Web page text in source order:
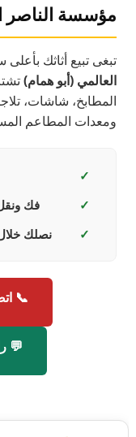
مؤسسة الناصر
تبغى تبيع أثاثك
العالمي (أبو همام)
المطابخ، شاشات،
ومعدات المطاعم
✓
✓
فك
✓
نصلك خلال 30 إلى 60
📞 اتصل
💬